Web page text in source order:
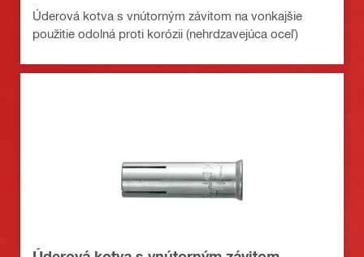
Úderová kotva s vnútorným závitom na vonkajšie
použitie odolná proti korózii (nehrdzavejúca oceľ)